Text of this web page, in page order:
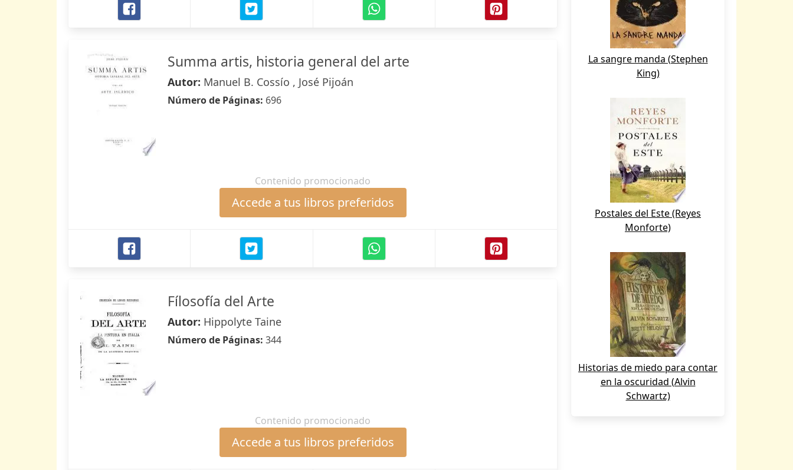
Summa artis, historia general del arte
Autor: Manuel B. Cossío , José Pijoán
Número de Páginas: 696
Contenido promocionado
Accede a tus libros preferidos
Fílosofía del Arte
Autor: Hippolyte Taine
Número de Páginas: 344
Contenido promocionado
Accede a tus libros preferidos
La sangre manda (Stephen
King)
Postales del Este (Reyes
Monforte)
Historias de miedo para contar
en la oscuridad (Alvin
Schwartz)